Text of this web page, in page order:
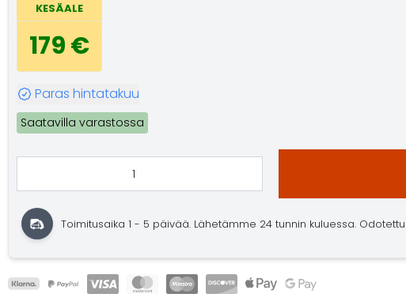
KESÄALE
179 €
Paras hintatakuu
Saatavilla varastossa
Toimitusaika 1 - 5 päivää. Lähetämme 24 tunnin kuluessa. Odotettu